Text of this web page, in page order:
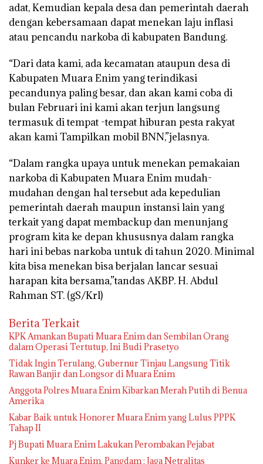
adat, Kemudian kepala desa dan pemerintah daerah
dengan kebersamaan dapat menekan laju inflasi
atau pencandu narkoba di kabupaten Bandung.
“Dari data kami, ada kecamatan ataupun desa di
Kabupaten Muara Enim yang terindikasi
pecandunya paling besar, dan akan kami coba di
bulan Februari ini kami akan terjun langsung
termasuk di tempat -tempat hiburan pesta rakyat
akan kami Tampilkan mobil BNN,”jelasnya.
“Dalam rangka upaya untuk menekan pemakaian
narkoba di Kabupaten Muara Enim mudah-
mudahan dengan hal tersebut ada kepedulian
pemerintah daerah maupun instansi lain yang
terkait yang dapat membackup dan menunjang
program kita ke depan khususnya dalam rangka
hari ini bebas narkoba untuk di tahun 2020. Minimal
kita bisa menekan bisa berjalan lancar sesuai
harapan kita bersama,”tandas AKBP. H. Abdul
Rahman ST. (gS/Krl)
Berita Terkait
KPK Amankan Bupati Muara Enim dan Sembilan Orang
dalam Operasi Tertutup, Ini Budi Prasetyo
Tidak Ingin Terulang, Gubernur Tinjau Langsung Titik
Rawan Banjir dan Longsor di Muara Enim
Anggota Polres Muara Enim Kibarkan Merah Putih di Benua
Amerika
Kabar Baik untuk Honorer Muara Enim yang Lulus PPPK
Tahap II
Pj Bupati Muara Enim Lakukan Perombakan Pejabat
Kunker ke Muara Enim, Pangdam : Jaga Netralitas